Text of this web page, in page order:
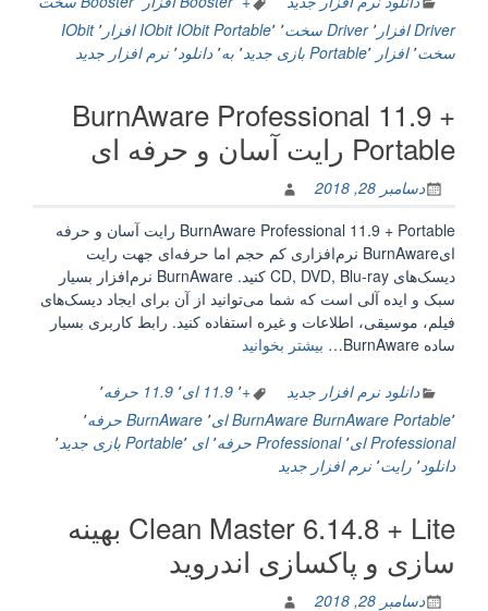
PRO
6.2.0.198
به
روز
رسانی
درایورهای
افزار”
Driver افزار
٬ Driver سخت ٬ IObit Portable٬ IObit افزار ٬ IObit
سخت٬ افزار Portable ٬ بازی جدید٬ به٬ دانلود٬ نرم افزار جدید
BurnAware Professional 11.9 +
Portable رایت آسان و حرفه ای
دسامبر 28, 2018
BurnAware Professional 11.9 + Portable رایت آسان و حرفه
ایBurnAware نرم‌افزاری کم حجم اما حرفه‌ای جهت رایت
دیسک‌های CD, DVD, Blu-ray کنید. BurnAware نرم‌افزار بسیار
سبک و ایده آلی است که شما می‌توانید از آن برای ایجاد دیسک‌های
فیلم، موسیقی، اطلاعات و غیره استفاده کنید. رابط کاربری بسیار
ساده BurnAware…
بیشتر بخوانید
11.9
+
Portable
رایت
حرفه
دانلود نرم افزار جدید +٬ 11.9 ای ٬ 11.9 حرفه
٬
BurnAware Portable٬ BurnAware ای ٬ BurnAware حرفه
٬
Professional ای
٬ Professional حرفه ٬ ای Portable ٬ بازی جدید٬
دانلود٬ رایت٬ نرم افزار جدید
Clean Master 6.14.8 + Lite بهینه
سازی و پاکسازی اندروید
دسامبر 28, 2018